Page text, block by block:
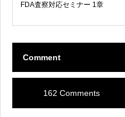
FDA査察対応セミナー 1章
Comment
162 Comments